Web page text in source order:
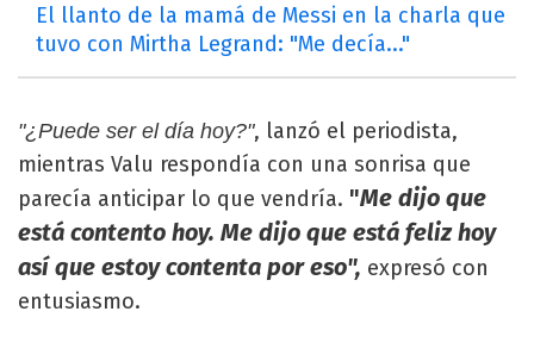
El llanto de la mamá de Messi en la charla que
tuvo con Mirtha Legrand: "Me decía..."
"¿Puede ser el día hoy?", lanzó el periodista,
mientras Valu respondía con una sonrisa que
parecía anticipar lo que vendría. "Me dijo que
está contento hoy. Me dijo que está feliz hoy
así que estoy contenta por eso", expresó con
entusiasmo.